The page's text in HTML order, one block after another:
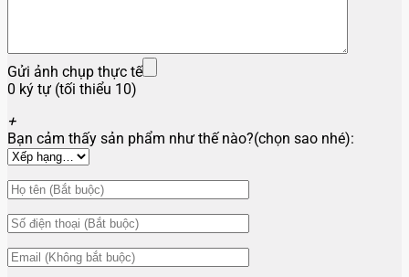
Gửi ảnh chụp thực tế
0 ký tự (tối thiểu 10)
+
Bạn cảm thấy sản phẩm như thế nào?(chọn sao nhé):